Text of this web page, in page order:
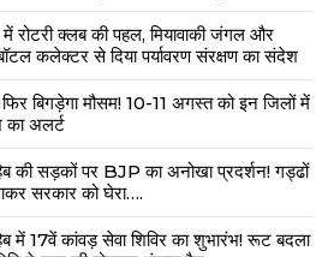
में रोटरी क्लब की पहल, मियावाकी जंगल और
कलेक्टर से दिया पर्यावरण संरक्षण का संदेश
बिगड़ेगा मौसम! 10-11 अगस्त को इन जिलों में
का अलर्ट
की सड़कों पर BJP का अनोखा प्रदर्शन! गड्ढों
सरकार को घेरा….
में 17वें कांवड़ सेवा शिविर का शुभारंभ! रूट बदला